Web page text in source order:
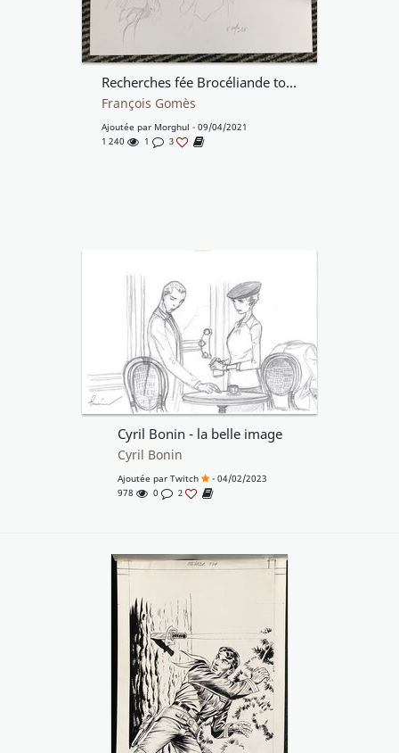
Recherches fée Brocéliande tome5
François Gomès
Ajoutée par Morghul - 09/04/2021
1 240
1 3
Cyril Bonin - la belle image
Cyril Bonin
Ajoutée par Twitch
- 04/02/2023
978
0 2